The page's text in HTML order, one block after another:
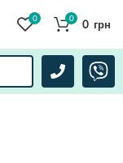
0 0 0 грн